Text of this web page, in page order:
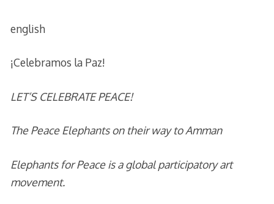
english
¡Celebramos la Paz!
LET’S CELEBRATE PEACE!
The Peace Elephants on their way to Amman
Elephants for Peace is a global participatory art
movement.